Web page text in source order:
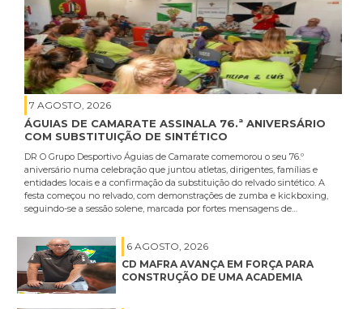
7 AGOSTO, 2026
ÁGUIAS DE CAMARATE ASSINALA 76.ª ANIVERSÁRIO
COM SUBSTITUIÇÃO DE SINTÉTICO
DR O Grupo Desportivo Águias de Camarate comemorou o seu 76.º
aniversário numa celebração que juntou atletas, dirigentes, famílias e
entidades locais e a confirmação da substituição do relvado sintético. A
festa começou no relvado, com demonstrações de zumba e kickboxing,
seguindo-se a sessão solene, marcada por fortes mensagens de…
6 AGOSTO, 2026
CD MAFRA AVANÇA EM FORÇA PARA
CONSTRUÇÃO DE UMA ACADEMIA